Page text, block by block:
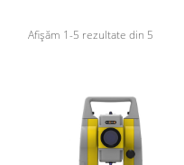
Afișăm 1-5 rezultate din 5